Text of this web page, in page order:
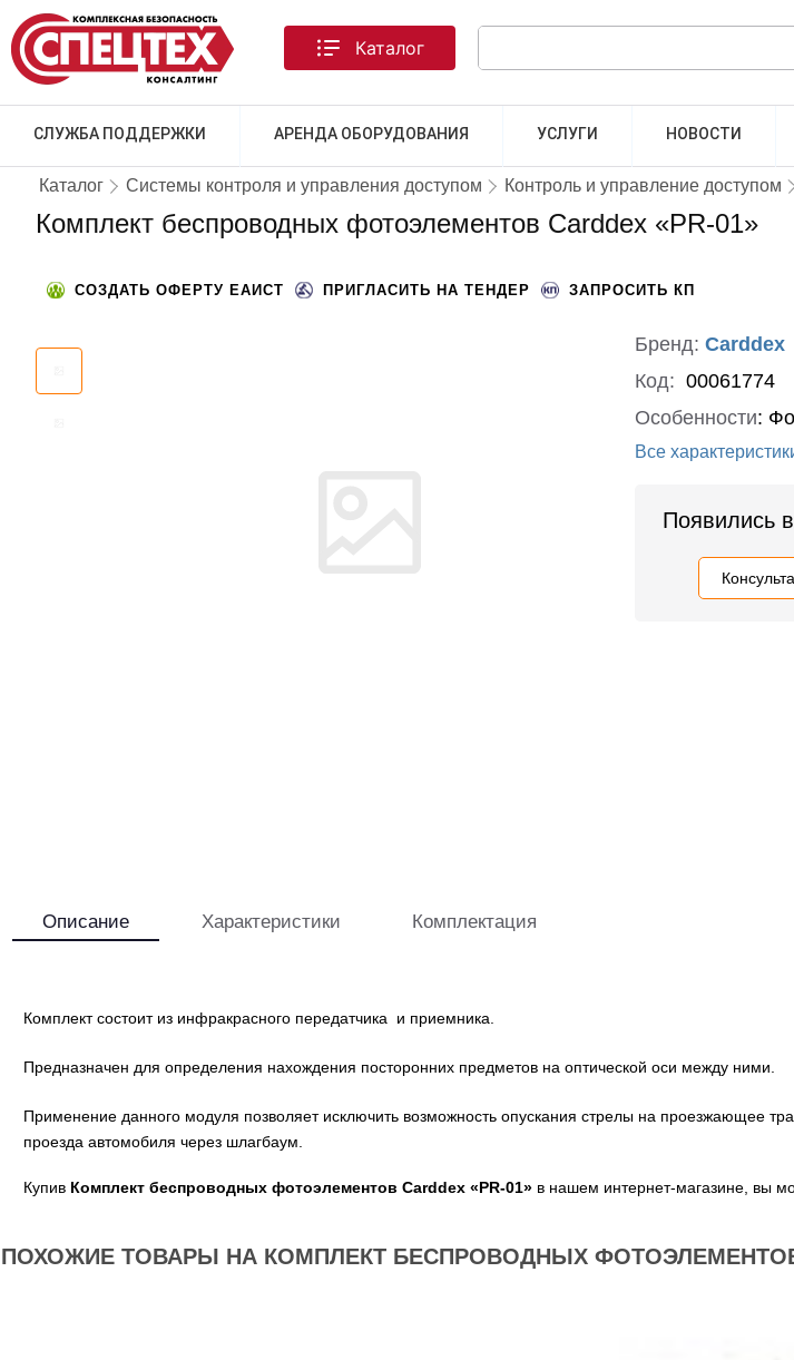
СЛУЖБА ПОДДЕРЖКИ АРЕНДА ОБОРУДОВАНИЯ УСЛУГИ НОВОСТИ
Каталог
Каталог Системы контроля и управления доступом Контроль и управление доступом
Комплект беспроводных фотоэлементов Carddex «PR-01»
СОЗДАТЬ ОФЕРТУ ЕАИСТ ПРИГЛАСИТЬ НА ТЕНДЕР ЗАПРОСИТЬ КП
Бренд: Carddex
Код: 00061774
Особенности:
Все
Появились
Описание
Комплект состоит из инфракрасного передатчика и приемника.
Предназначен для определения нахождения посторонних предметов на оптической оси между ними.
Применение данного модуля позволяет исключить возможность опускания стрелы на проезжающее
проезда автомобиля через шлагбаум.
Купив Комплект беспроводных фотоэлементов Carddex «PR-01» в нашем интернет-магазине, вы
Характеристики Комплектация
ПОХОЖИЕ ТОВАРЫ НА КОМПЛЕКТ БЕСПРОВОДНЫХ ФОТОЭЛЕМЕНТОВ